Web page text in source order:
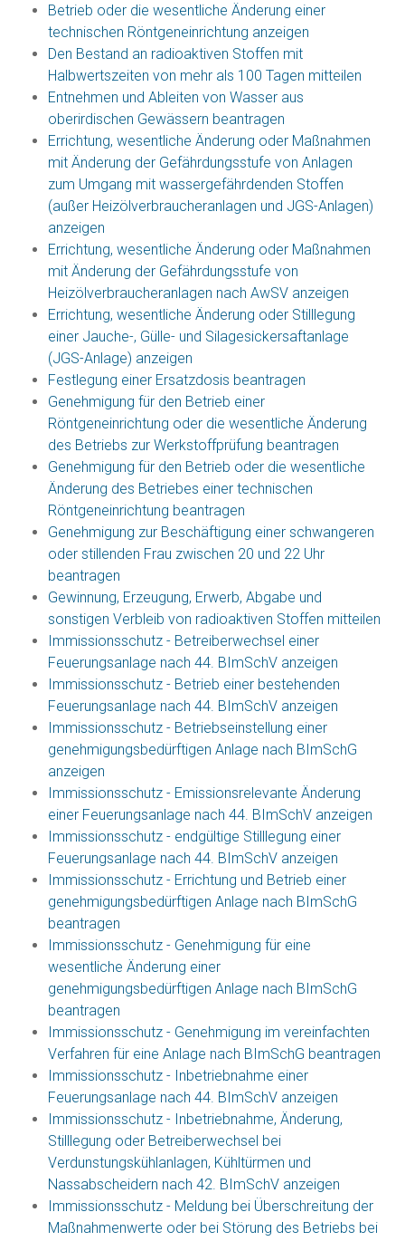
Betrieb oder die wesentliche Änderung einer
technischen Röntgeneinrichtung anzeigen
Den Bestand an radioaktiven Stoffen mit
Halbwertszeiten von mehr als 100 Tagen mitteilen
Entnehmen und Ableiten von Wasser aus
oberirdischen Gewässern beantragen
Errichtung, wesentliche Änderung oder Maßnahmen
mit Änderung der Gefährdungsstufe von Anlagen
zum Umgang mit wassergefährdenden Stoffen
(außer Heizölverbraucheranlagen und JGS-Anlagen)
anzeigen
Errichtung, wesentliche Änderung oder Maßnahmen
mit Änderung der Gefährdungsstufe von
Heizölverbraucheranlagen nach AwSV anzeigen
Errichtung, wesentliche Änderung oder Stilllegung
einer Jauche-, Gülle- und Silagesickersaftanlage
(JGS-Anlage) anzeigen
Festlegung einer Ersatzdosis beantragen
Genehmigung für den Betrieb einer
Röntgeneinrichtung oder die wesentliche Änderung
des Betriebs zur Werkstoffprüfung beantragen
Genehmigung für den Betrieb oder die wesentliche
Änderung des Betriebes einer technischen
Röntgeneinrichtung beantragen
Genehmigung zur Beschäftigung einer schwangeren
oder stillenden Frau zwischen 20 und 22 Uhr
beantragen
Gewinnung, Erzeugung, Erwerb, Abgabe und
sonstigen Verbleib von radioaktiven Stoffen mitteilen
Immissionsschutz - Betreiberwechsel einer
Feuerungsanlage nach 44. BImSchV anzeigen
Immissionsschutz - Betrieb einer bestehenden
Feuerungsanlage nach 44. BImSchV anzeigen
Immissionsschutz - Betriebseinstellung einer
genehmigungsbedürftigen Anlage nach BImSchG
anzeigen
Immissionsschutz - Emissionsrelevante Änderung
einer Feuerungsanlage nach 44. BImSchV anzeigen
Immissionsschutz - endgültige Stilllegung einer
Feuerungsanlage nach 44. BImSchV anzeigen
Immissionsschutz - Errichtung und Betrieb einer
genehmigungsbedürftigen Anlage nach BImSchG
beantragen
Immissionsschutz - Genehmigung für eine
wesentliche Änderung einer
genehmigungsbedürftigen Anlage nach BImSchG
beantragen
Immissionsschutz - Genehmigung im vereinfachten
Verfahren für eine Anlage nach BImSchG beantragen
Immissionsschutz - Inbetriebnahme einer
Feuerungsanlage nach 44. BImSchV anzeigen
Immissionsschutz - Inbetriebnahme, Änderung,
Stilllegung oder Betreiberwechsel bei
Verdunstungskühlanlagen, Kühltürmen und
Nassabscheidern nach 42. BImSchV anzeigen
Immissionsschutz - Meldung bei Überschreitung der
Maßnahmenwerte oder bei Störung des Betriebs bei